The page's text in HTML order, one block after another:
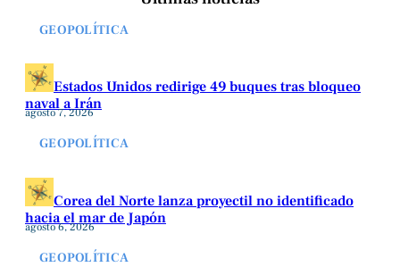
GEOPOLÍTICA
Estados Unidos redirige 49 buques tras bloqueo
naval a Irán
agosto 7, 2026
GEOPOLÍTICA
Corea del Norte lanza proyectil no identificado
hacia el mar de Japón
agosto 6, 2026
GEOPOLÍTICA